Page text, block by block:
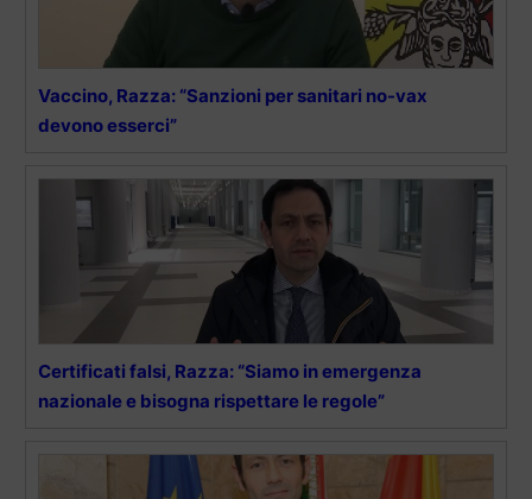
Vaccino, Razza: “Sanzioni per sanitari no-vax
devono esserci”
Certificati falsi, Razza: “Siamo in emergenza
nazionale e bisogna rispettare le regole”